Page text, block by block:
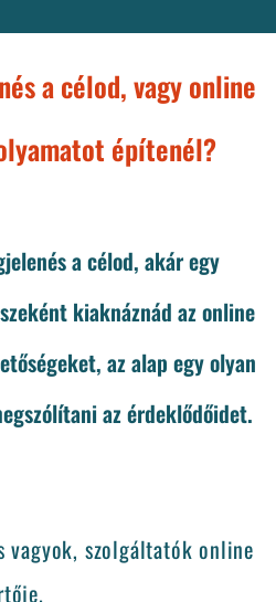
a célod, vagy online
építenél?
a célod, akár egy
kiaknáznád az online
az alap egy olyan
az érdeklődőidet.
vagyok, szolgáltatók online